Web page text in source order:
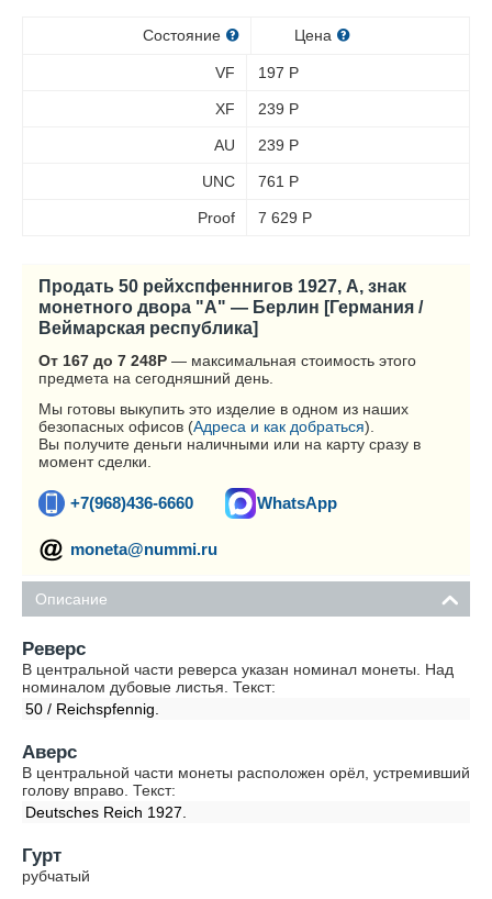
Состояние Цена
VF 197 Р
XF 239 Р
AU 239 Р
UNC 761 Р
Proof 7 629 Р
Продать 50 рейхспфеннигов 1927, A, знак
монетного двора "A" — Берлин [Германия /
Веймарская республика]
От 167 до 7 248Р — максимальная стоимость этого
предмета на сегодняшний день.
Мы готовы выкупить это изделие в одном из наших
безопасных офисов (Адреса и как добраться).
Вы получите деньги наличными или на карту сразу в
момент сделки.
+7(968)436-6660 WhatsApp
moneta@nummi.ru
Описание
Реверс
В центральной части реверса указан номинал монеты. Над
номиналом дубовые листья. Текст:
50 / Reichspfennig.
Аверс
В центральной части монеты расположен орёл, устремивший
голову вправо. Текст:
Deutsches Reich 1927.
Гурт
рубчатый